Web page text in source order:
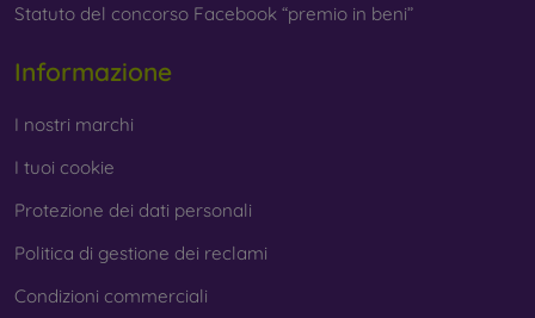
Statuto del concorso Facebook “premio in beni”
Informazione
I nostri marchi
I tuoi cookie
Protezione dei dati personali
Politica di gestione dei reclami
Condizioni commerciali